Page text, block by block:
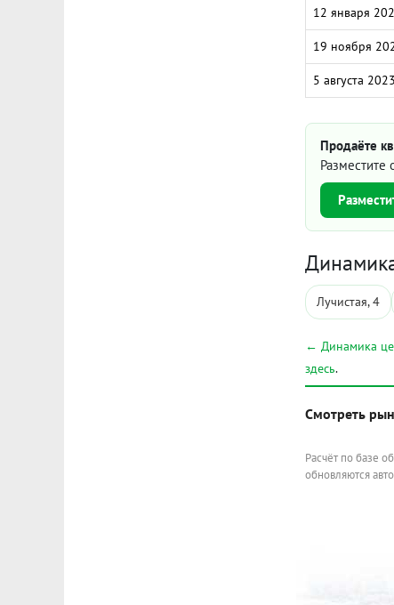
12 января
19 ноября
5 августа 2023
Продаёте
Лучистая, 4
← Динамика
здесь.
Смотреть
Расчёт по базе
обновляются